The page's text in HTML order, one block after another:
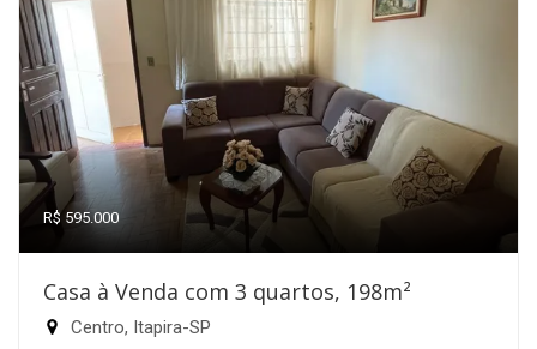
R$ 595.000
Casa à Venda com 3 quartos, 198m²
Centro, Itapira-SP